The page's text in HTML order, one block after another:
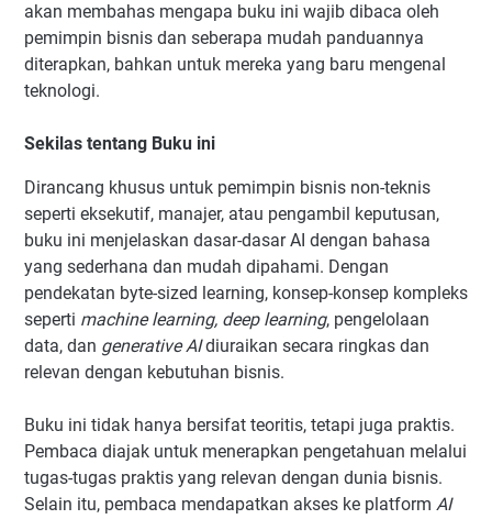
akan membahas mengapa buku ini wajib dibaca oleh
pemimpin bisnis dan seberapa mudah panduannya
diterapkan, bahkan untuk mereka yang baru mengenal
teknologi.
Sekilas tentang Buku ini
Dirancang khusus untuk pemimpin bisnis non-teknis
seperti eksekutif, manajer, atau pengambil keputusan,
buku ini menjelaskan dasar-dasar AI dengan bahasa
yang sederhana dan mudah dipahami. Dengan
pendekatan byte-sized learning, konsep-konsep kompleks
seperti machine learning, deep learning, pengelolaan
data, dan generative AIdiuraikan secara ringkas dan
relevan dengan kebutuhan bisnis.
Buku ini tidak hanya bersifat teoritis, tetapi juga praktis.
Pembaca diajak untuk menerapkan pengetahuan melalui
tugas-tugas praktis yang relevan dengan dunia bisnis.
Selain itu, pembaca mendapatkan akses ke platform AI